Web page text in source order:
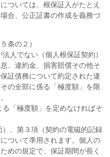
ついては、根保証人がたとえ
合、公正証書の作成を義務づ
条の２）
人でない（個人根保証契約）
、違約金、損害賠償その他そ
証債務について約定された違
の全部に係る「極度額」を限
る「極度額」を定めなければそ
）、第３項（契約の電磁的記録
ついて準用されます。個人の
めの規定で、保証期間が長く